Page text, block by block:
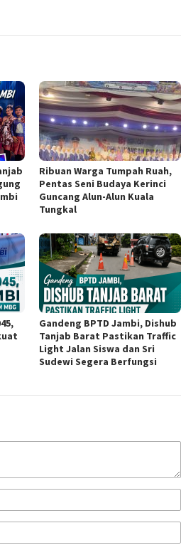
Ribuan Warga Tumpah Ruah,
Pentas Seni Budaya Kerinci
Guncang Alun-Alun Kuala
Tungkal
Gandeng BPTD Jambi, Dishub
Tanjab Barat Pastikan Traffic
Light Jalan Siswa dan Sri
Sudewi Segera Berfungsi